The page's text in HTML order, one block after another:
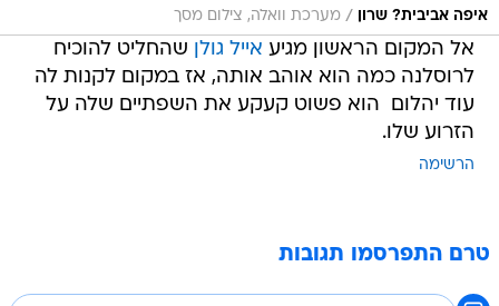
איפה אביבית? שרון / מערכת וואלה, צילום מסך
אל המקום הראשון מגיע אייל גולן שהחליט להוכיח
לרוסלנה כמה הוא אוהב אותה, אז במקום לקנות לה
עוד יהלום  הוא פשוט קעקע את השפתיים שלה על
הזרוע שלו.
הרשימה
טרם התפרסמו תגובות